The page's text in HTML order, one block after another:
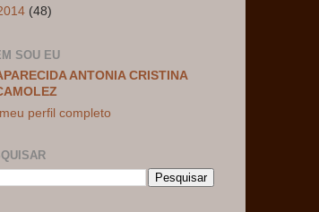
(48)
SOU EU
ANTONIA CRISTINA
perfil completo